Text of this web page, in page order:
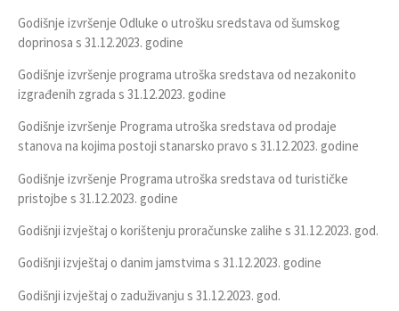
Godišnje izvršenje Odluke o utrošku sredstava od šumskog
doprinosa s 31.12.2023. godine
Godišnje izvršenje programa utroška sredstava od nezakonito
izgrađenih zgrada s 31.12.2023. godine
Godišnje izvršenje Programa utroška sredstava od prodaje
stanova na kojima postoji stanarsko pravo s 31.12.2023. godine
Godišnje izvršenje Programa utroška sredstava od turističke
pristojbe s 31.12.2023. godine
Godišnji izvještaj o korištenju proračunske zalihe s 31.12.2023. god.
Godišnji izvještaj o danim jamstvima s 31.12.2023. godine
Godišnji izvještaj o zaduživanju s 31.12.2023. god.